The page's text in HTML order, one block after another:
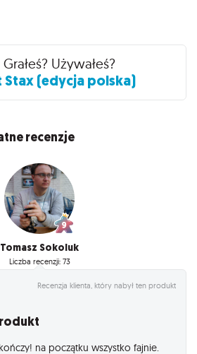
Używałeś?
Stax (edycja polska)
recenzje
Tomasz Sokoluk
Liczba recenzji: 73
Recenzja klienta, który nabył ten produkt
na początku wszystko fajnie.